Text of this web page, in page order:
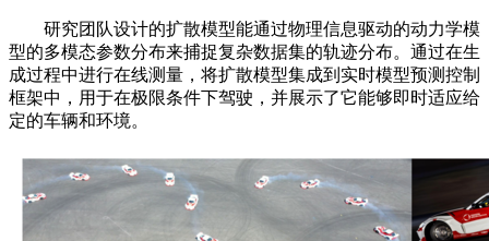
研究团队设计的扩散模型能通过物理信息驱动的动力学模
型的多模态参数分布来捕捉复杂数据集的轨迹分布。通过在生
成过程中进行在线测量，将扩散模型集成到实时模型预测控制
框架中，用于在极限条件下驾驶，并展示了它能够即时适应给
定的车辆和环境。